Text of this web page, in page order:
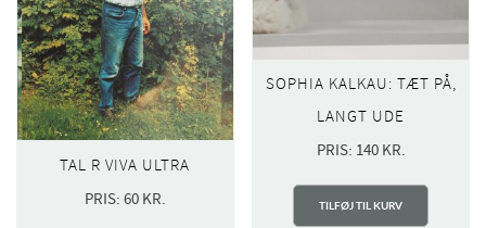
TAL R VIVA ULTRA
PRIS: 60 KR.
SOPHIA KALKAU: TÆT PÅ,
LANGT UDE
PRIS: 140 KR.
TILFØJ TIL KURV